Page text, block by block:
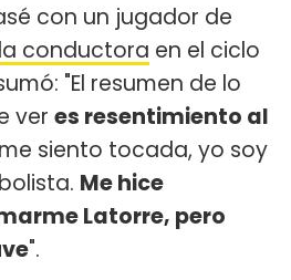
con un jugador de
la conductora en el ciclo
"El resumen de lo
ver es resentimiento al
siento tocada, yo soy
Me hice
Latorre, pero
".